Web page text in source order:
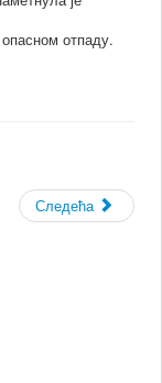
отпаду.
Следећа